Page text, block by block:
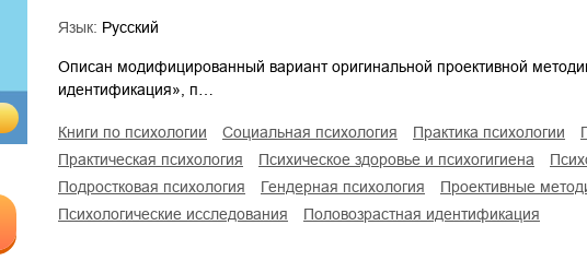
Язык: Русский
Описан модифицированный вариант оригинальной проективной
идентификация», п…
книги по психологии социальная психология практика психологии
практическая психология
психическое здоровье и психогигиена
подростковая психология
гендерная психология
проективные
психологические исследования
Половозрастная идентификация